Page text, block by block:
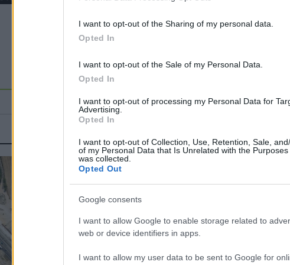
I want to opt-out of the Sharing of my personal data.
Opted In
I want to opt-out of the Sale of my Personal Data.
Opted In
I want to opt-out of processing my Personal Data for
Advertising.
Opted In
I want to opt-out of Collection, Use, Retention, Sale,
of my Personal Data that Is Unrelated with the
was collected.
Opted Out
Google consents
I want to allow Google to enable storage related to
web or device identifiers in apps.
I want to allow my user data to be sent to Google for
Másfélszeresére
Hódmezővásárhely jó